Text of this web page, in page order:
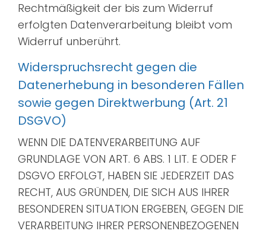
Rechtmäßigkeit der bis zum Widerruf
erfolgten Datenverarbeitung bleibt vom
Widerruf unberührt.
Widerspruchsrecht gegen die
Datenerhebung in besonderen Fällen
sowie gegen Direktwerbung (Art. 21
DSGVO)
WENN DIE DATENVERARBEITUNG AUF
GRUNDLAGE VON ART. 6 ABS. 1 LIT. E ODER F
DSGVO ERFOLGT, HABEN SIE JEDERZEIT DAS
RECHT, AUS GRÜNDEN, DIE SICH AUS IHRER
BESONDEREN SITUATION ERGEBEN, GEGEN DIE
VERARBEITUNG IHRER PERSONENBEZOGENEN